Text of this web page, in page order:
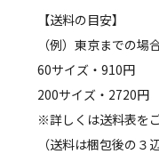
【送料の目安】
（例）東京までの場
60サイズ・910円
200サイズ・2720円
※詳しくは送料表を
（送料は梱包後の３